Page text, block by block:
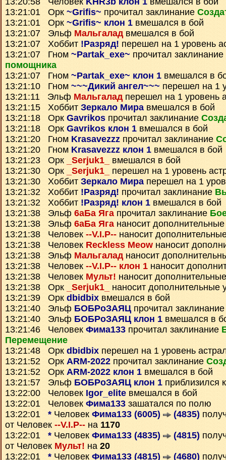
13:21:01 Орк ~Grifis~ прочитал заклинание
13:21:01 Орк ~Grifis~ клон 1 вмешался в бой
13:21:07 Эльф Мальгалад вмешался в бой
13:21:07 Хоббит !Разряд! перешел на 1 уровень
13:21:07 Гном ~Partak_exe~ прочитал заклинание
помощника
13:21:07 Гном ~Partak_exe~ клон 1 вмешался в
13:21:10 Гном ~~~Дикий ангел~~~ перешел на 1
13:21:11 Эльф Мальгаладперешел на 1 уровень
13:21:15 Хоббит Зеркало Мира вмешался в бой
13:21:18 Орк Gavrikos прочитал заклинание
13:21:18 Орк Gavrikos клон 1 вмешался в бой
13:21:20 Гном Krasavezzz прочитал заклинание
13:21:20 Гном Krasavezzz клон 1 вмешался в бой
13:21:23 Орк
_Serjuk1_
вмешался в бой
13:21:30 Орк
_Serjuk1_
перешел на 1 уровень
13:21:30 Хоббит Зеркало Мираперешел на 1
13:21:32 Хоббит !Разряд! прочитал заклинание
13:21:32 Хоббит !Разряд! клон 1 вмешался в бой
13:21:38 Эльф 6аБа Ягапрочитал заклинание
13:21:38 Эльф 6аБа Ягананосит
13:21:38 Человек --V.I.P-- наносит
13:21:38 Человек Reckless Meow наносит
13:21:38 Эльф Мальгаладнаносит
13:21:38 Человек --V.I.P-- клон 1 наносит
13:21:38 Человек Мульт! наносит
13:21:38 Орк
_Serjuk1_
наносит дополнительные
13:21:39 Орк dbidbix вмешался в бой
13:21:40 Эльф БОБРоЗАЯЦ прочитал
13:21:40 Эльф БОБРоЗАЯЦ клон 1 вмешался в
13:21:46 Человек Фима133 прочитал заклинание
Перемещение
13:21:48 Орк dbidbix перешел на 1 уровень
13:21:52 Орк ARM-2022 прочитал заклинание
13:21:52 Орк ARM-2022 клон 1 вмешался в бой
13:21:57 Эльф БОБРоЗАЯЦ клон 1 приблизился
13:22:00 Человек Igor_elite вмешался в бой
13:22:01 Человек Фима133 зашатался по полю
13:22:01 * Человек Фима133 (6005) (4835)
от Человек --V.I.P-- на 1170
13:22:01 * Человек Фима133 (4835) (4815)
от Человек Мульт! на 20
13:22:01 * Человек Фима133 (4815) (4680)